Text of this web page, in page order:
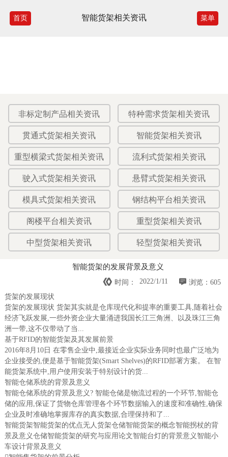
首页 智能货架相关资讯 菜单
非标定制产品相关资讯 特种需求货架相关资讯
贯通式货架相关资讯 智能货架相关资讯
重型横梁式货架相关资讯 流利式货架相关资讯
驶入式货架相关资讯 悬臂式货架相关资讯
模具式货架相关资讯 钢结构平台相关资讯
阁楼平台相关资讯 重型货架相关资讯
中型货架相关资讯 轻型货架相关资讯
智能货架的发展背景及意义
 浏览：605
 时间：
2022/1/11
货架的发展现状
货架的发展现状 货架其实就是仓库现代化和提率的重要工具,随着社会
经济飞跃发展,一些外资企业大量涌进我国长江三角洲、以及珠江三角
洲一带,这不仅带动了当...
基于RFID的智能货架及其发展前景
2016年8月10日 在零售企业中,最接近企业实际业务同时也最广泛地为
企业接受的,便是基于智能货架(Smart Shelves)的RFID部署方案。 在智
能货架系统中,用户使用安装于特别设计的货...
智能仓储系统的背景及意义
智能仓储系统的背景及意义? 智能仓储是物流过程的一个环节,智能仓
储的应用,保证了货物仓库管理各个环节数据输入的速度和准确性,确保
企业及时准确地掌握库存的真实数据,合理保持和了...
智能货架智能货架的优点无人货架仓储智能货架的概念智能拐杖的背
景及意义仓储智能货架的研究与应用论文智能台灯的背景意义智能小
车设计背景及意义